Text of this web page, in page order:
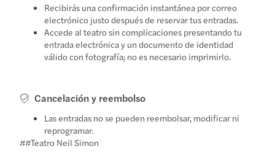
Recibirás una confirmación instantánea por correo
electrónico justo después de reservar tus entradas.
Accede al teatro sin complicaciones presentando tu
entrada electrónica y un documento de identidad
válido con fotografía; no es necesario imprimirlo.
Cancelación y reembolso
Las entradas no se pueden reembolsar, modificar ni
reprogramar.
##Teatro Neil Simon